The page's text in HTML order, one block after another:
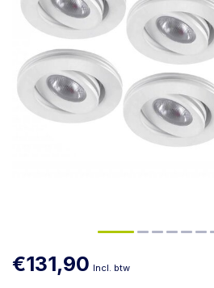
€131,90 Incl. btw